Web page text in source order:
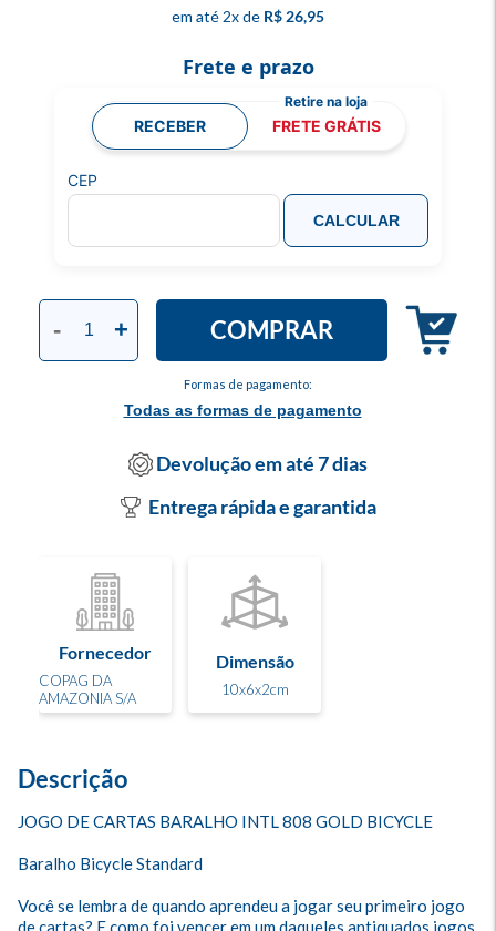
2x R$ 26,95
Formas de pagamento:
Todas as formas de pagamento
- + COMPRAR
Frete e prazo
RECEBER FRETE GRÁTIS
CEP
CALCULAR
Devolução em até 7 dias
Entrega rápida e garantida
Fornecedor
COPAG DA
AMAZONIA S/A
Dimensão
10x6x2cm
Descrição
JOGO DE CARTAS BARALHO INTL 808 GOLD BICYCLE
Baralho Bicycle Standard
Você se lembra de quando aprendeu a jogar seu primeiro jogo
de cartas? E como foi vencer em um daqueles antiquados jogos